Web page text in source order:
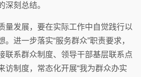
深刻总结。
量发展，要在实际工作中自觉践行以
进一步落实“服务群众”职责要求，
联系群众制度、领导干部基层联系点
访制度，常态化开展“我为群众办实